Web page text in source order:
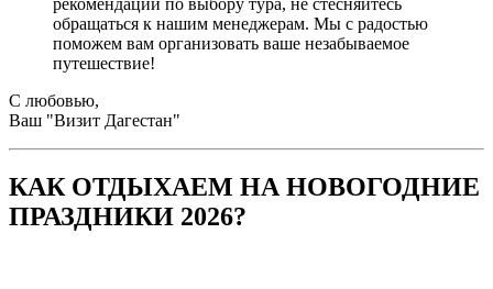
обращаться к нашим менеджерам. Мы с радостью
поможем вам организовать ваше незабываемое
путешествие!
С любовью,
Ваш "Визит Дагестан"
КАК ОТДЫХАЕМ НА НОВОГОДНИЕ
ПРАЗДНИКИ 2026?